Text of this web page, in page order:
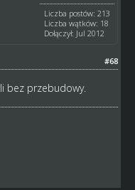
Liczba postów: 213
Liczba wątków: 18
Dołączył: Jul 2012
#68
bez przebudowy.